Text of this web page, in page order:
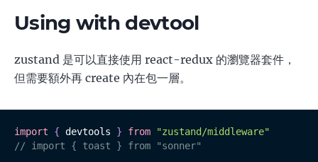
Using with devtool
zustand 是可以直接使用 react-redux 的瀏覽器套件，
但需要額外再 create 內在包一層。
import { devtools } from
"zustand/middleware"
// import { toast } from "sonner"